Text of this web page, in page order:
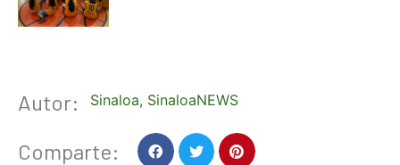
Autor: Sinaloa, SinaloaNEWS
Comparte: